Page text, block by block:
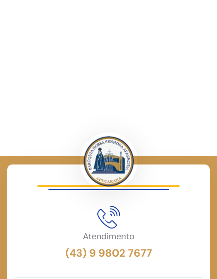
Atendimento
(43) 9 9802 7677